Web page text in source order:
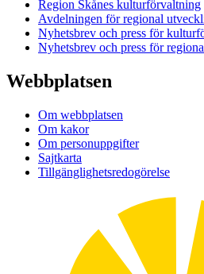
Region Skånes kulturförvaltning
Avdelningen för regional
Nyhetsbrev och press för
Nyhetsbrev och press för
Webbplatsen
Om webbplatsen
Om kakor
Om personuppgifter
Sajtkarta
Tillgänglighetsredogörelse